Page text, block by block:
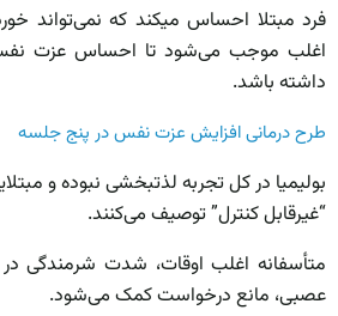
فرد مبتلا احساس می­کند که نمی‌تواند
اغلب موجب می‌شود تا احساس عزت نفس
داشته باشد.
طرح درمانی افزایش عزت نفس در پنج جلسه
بولیمیا در کل تجربه لذت­بخشی نبوده و
“غیرقابل کنترل” توصیف می‌کنند.
متأسفانه اغلب اوقات، شدت شرمندگی در
عصبی، مانع درخواست کمک می‌­شود.